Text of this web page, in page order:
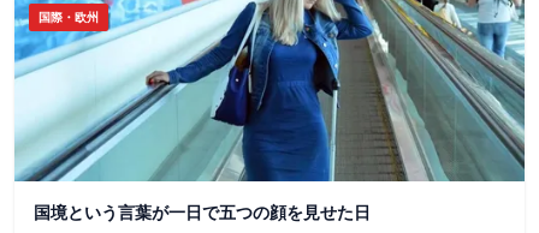
国際・欧州
国境という言葉が一日で五つの顔を見せた日